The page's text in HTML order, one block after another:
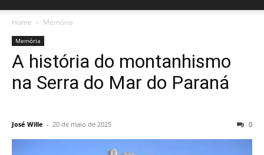
Home Memória
Memória
A história do montanhismo
na Serra do Mar do Paraná
José Wille - 20 de maio de 2025 0